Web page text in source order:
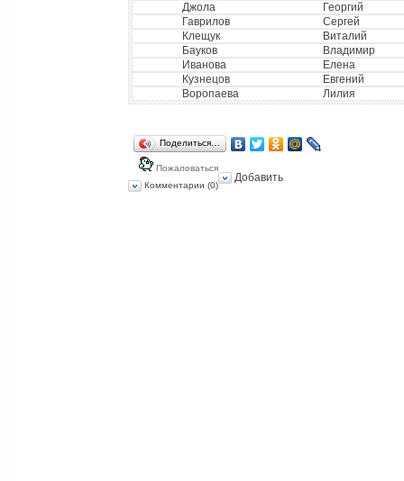
Джола
Георгий
Гаврилов
Сергей
Клещук
Виталий
Бауков
Владимир
Иванова
Елена
Кузнецов
Евгений
Воропаева
Лилия
Поделиться…
Пожаловаться
Комментарии (0)
Добавить